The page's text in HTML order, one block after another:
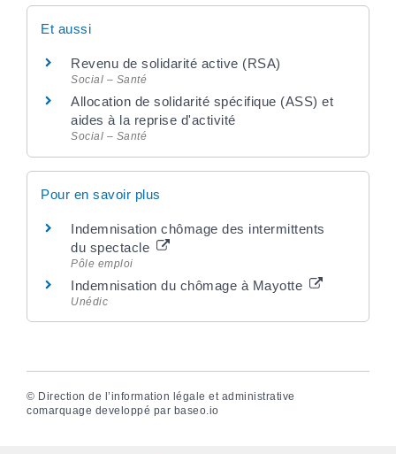
Et aussi
Revenu de solidarité active (RSA)
Social – Santé
Allocation de solidarité spécifique (ASS) et
aides à la reprise d'activité
Social – Santé
Pour en savoir plus
Indemnisation chômage des intermittents
du spectacle
Pôle emploi
Indemnisation du chômage à Mayotte
Unédic
© Direction de l’information légale et administrative
comarquage developpé par baseo.io